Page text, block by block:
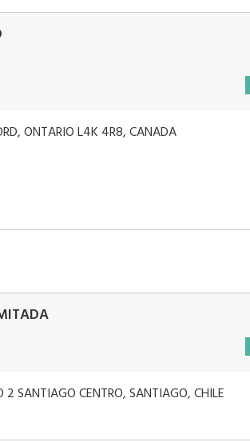
ONTARIO L4K 4R8, CANADA
2 SANTIAGO CENTRO, SANTIAGO, CHILE